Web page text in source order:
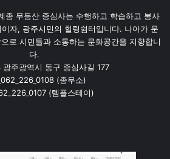
종 무등산 증심사는 수행하고 학습하고 봉사
자, 광주시민의 힐링쉼터입니다. 나아가 문
로 시민들과 소통하는 문화공간을 지향합니
다.
광주광역시 동구 증심사길 177
(종무소)
(템플스테이)